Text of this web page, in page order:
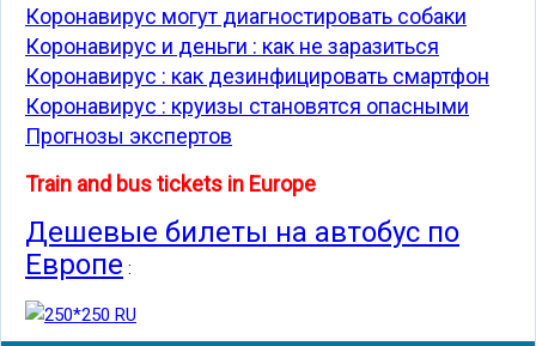
Коронавирус могут диагностировать собаки
Коронавирус и деньги : как не заразиться
Коронавирус : как дезинфицировать смартфон
Коронавирус : круизы становятся опасными
Прогнозы экспертов
Train and bus tickets in Europe
Дешевые билеты на автобус по
Европе :